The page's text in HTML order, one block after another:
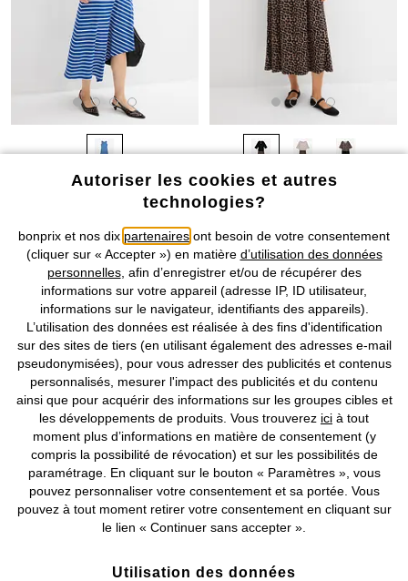
BONS PLANS
Robe longue à base asymétrique
CHF 9,95 CHF 22,95-56%
Robe fluide en jersey viscose
Autoriser les cookies et autres
technologies?
bonprix et nos dix partenaires ont besoin de votre consentement
(cliquer sur « Accepter ») en matière d’utilisation des données
personnelles, afin d’enregistrer et/ou de récupérer des
informations sur votre appareil (adresse IP, ID utilisateur,
informations sur le navigateur, identifiants des appareils).
L’utilisation des données est réalisée à des fins d'identification
sur des sites de tiers (en utilisant également des adresses e-mail
pseudonymisées), pour vous adresser des publicités et contenus
personnalisés, mesurer l'impact des publicités et du contenu
ainsi que pour acquérir des informations sur les groupes cibles et
les développements de produits. Vous trouverez ici à tout
moment plus d’informations en matière de consentement (y
compris la possibilité de révocation) et sur les possibilités de
paramétrage. En cliquant sur le bouton « Paramètres », vous
pouvez personnaliser votre consentement et sa portée. Vous
pouvez à tout moment retirer votre consentement en cliquant sur
le lien « Continuer sans accepter ».
Utilisation des données